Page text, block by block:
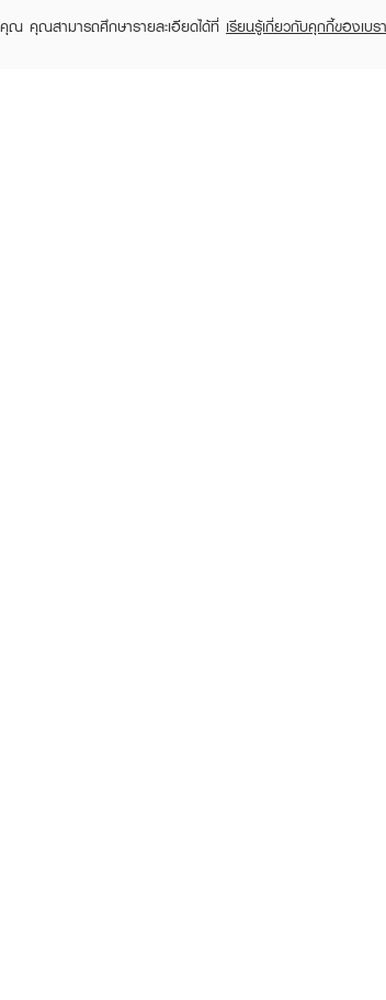
คุณ คุณสามารถศึกษารายละเอียดได้ที่ เรียนรู้เกี่ยวกับคุกกี้ของเบร